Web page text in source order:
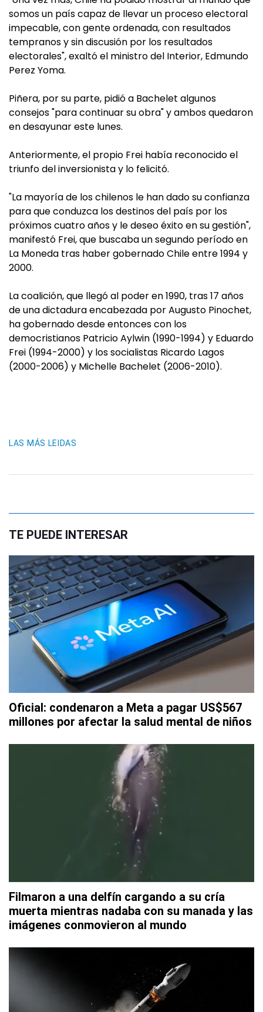
somos un país capaz de llevar un proceso electoral
impecable, con gente ordenada, con resultados
tempranos y sin discusión por los resultados
electorales", exaltó el ministro del Interior, Edmundo
Perez Yoma.
Piñera, por su parte, pidió a Bachelet algunos
consejos "para continuar su obra" y ambos quedaron
en desayunar este lunes.
Anteriormente, el propio Frei había reconocido el
triunfo del inversionista y lo felicitó.
"La mayoría de los chilenos le han dado su confianza
para que conduzca los destinos del país por los
próximos cuatro años y le deseo éxito en su gestión",
manifestó Frei, que buscaba un segundo período en
La Moneda tras haber gobernado Chile entre 1994 y
2000.
La coalición, que llegó al poder en 1990, tras 17 años
de una dictadura encabezada por Augusto Pinochet,
ha gobernado desde entonces con los
democristianos Patricio Aylwin (1990-1994) y Eduardo
Frei (1994-2000) y los socialistas Ricardo Lagos
(2000-2006) y Michelle Bachelet (2006-2010).
LAS MÁS LEIDAS
TE PUEDE INTERESAR
Oficial: condenaron a Meta a pagar US$567
millones por afectar la salud mental de niños
Filmaron a una delfín cargando a su cría
muerta mientras nadaba con su manada y las
imágenes conmovieron al mundo